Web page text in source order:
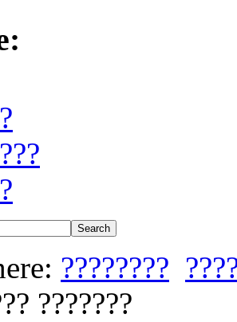
????????
???????